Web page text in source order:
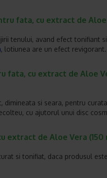
fata, cu extract de Aloe
tenului, avand efect tonifiant si
, lotiunea are un efect revigorant.
fata, cu extract de Aloe
dimineata si seara, pentru
cu ajutorul unui disc
extract de Aloe Vera (150
si tonifiat, daca produsul